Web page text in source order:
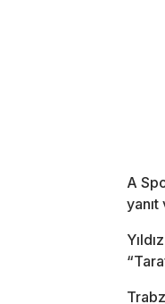
A
yanıt